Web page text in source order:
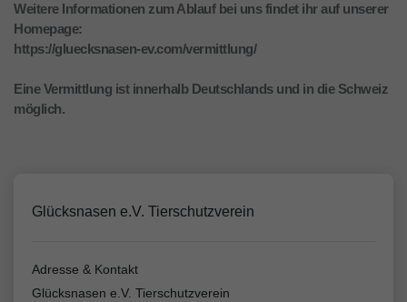
Weitere Informationen zum Ablauf bei uns findet ihr auf unserer
Homepage:
https://gluecksnasen-ev.com/vermittlung/
Eine Vermittlung ist innerhalb Deutschlands und in die Schweiz
möglich.
Glücksnasen e.V. Tierschutzverein
Adresse & Kontakt
Glücksnasen e.V. Tierschutzverein